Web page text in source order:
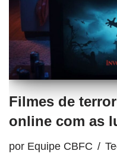
Filmes de
online com as
por Equipe CBFC